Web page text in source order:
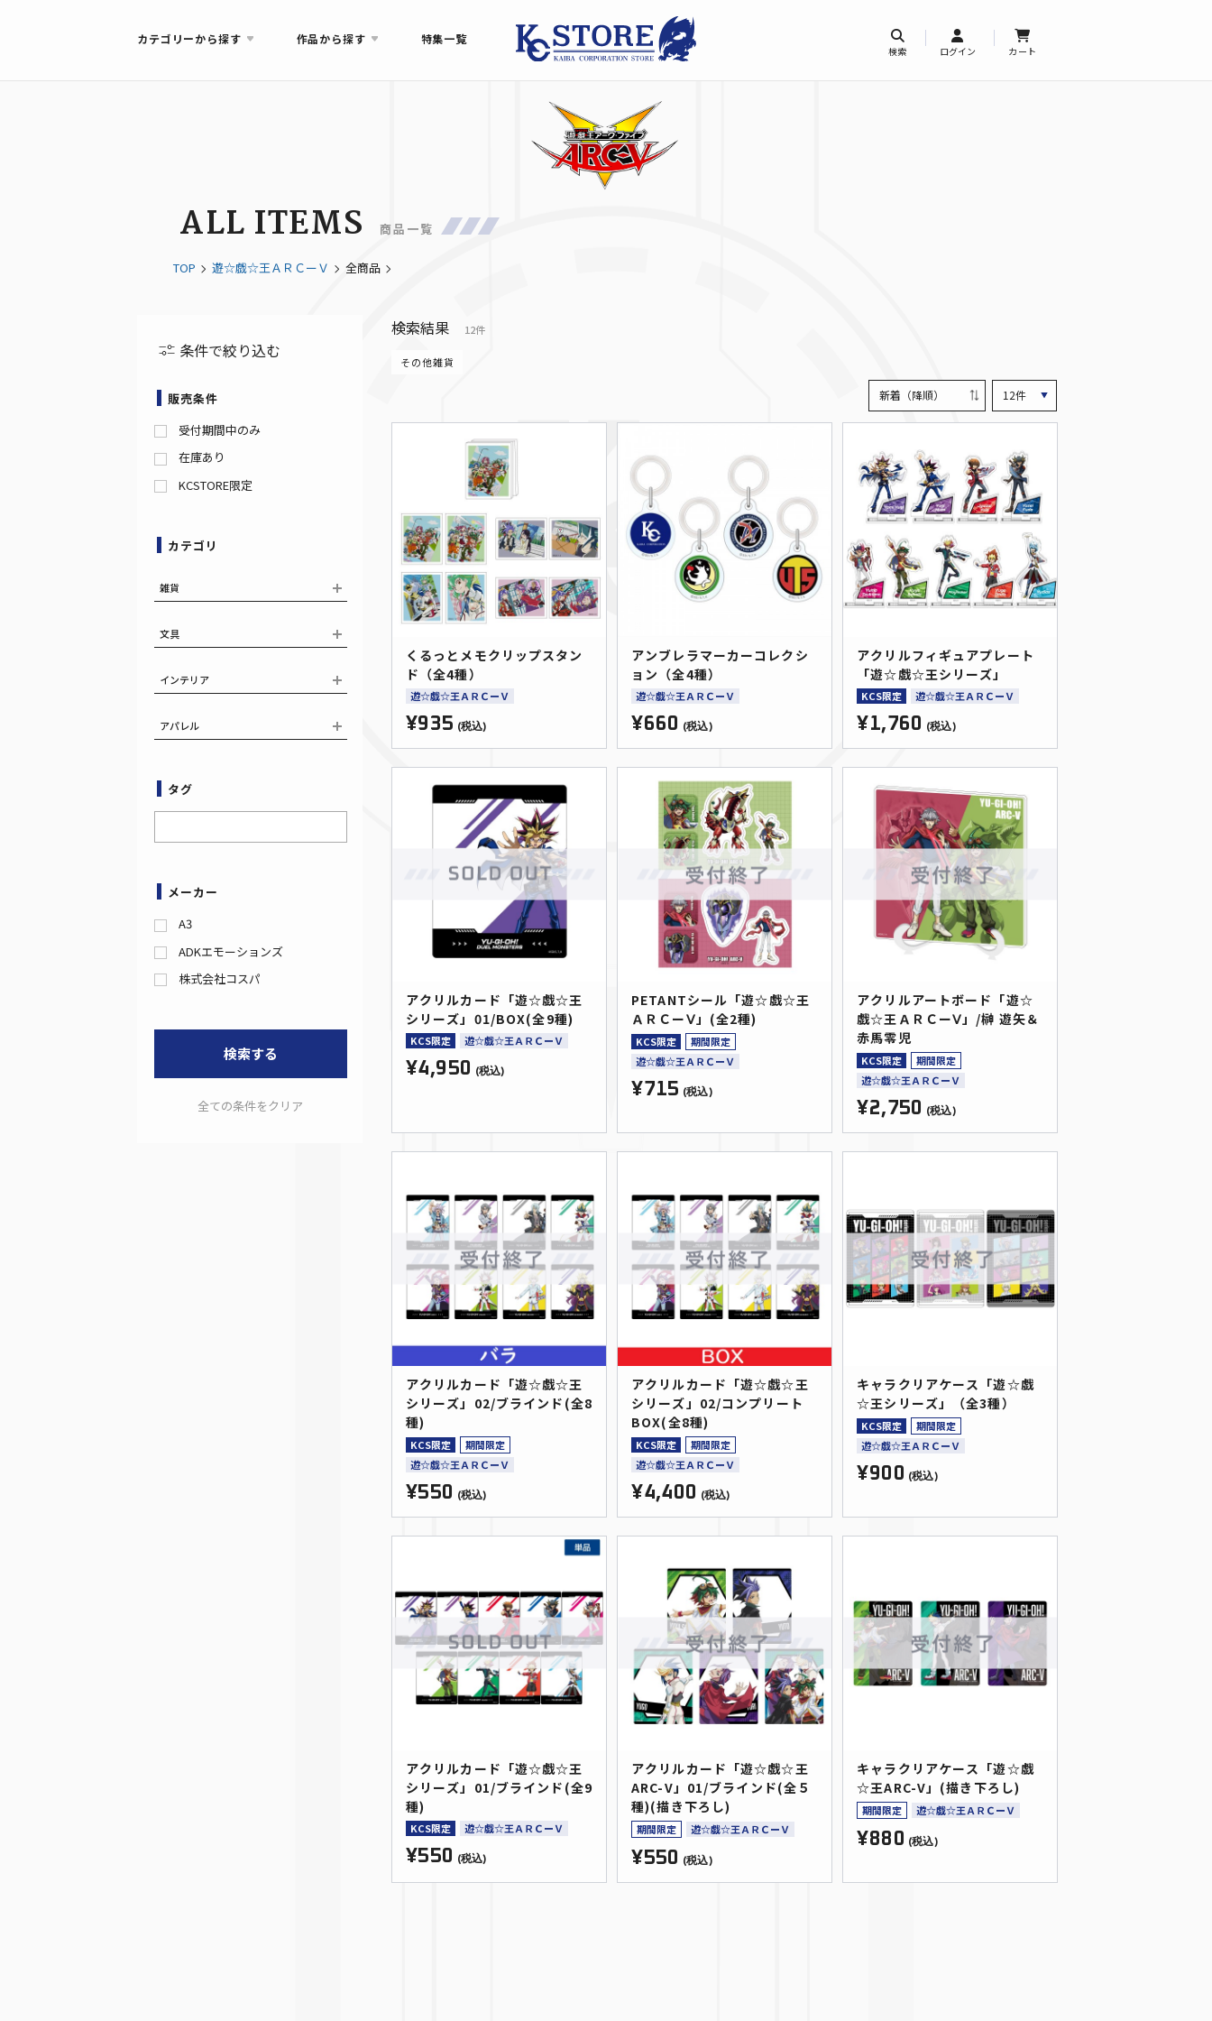
カテゴリーから探す 作品から探す 特集一覧
検索 ログイン カート
ALL ITEMS 商品一覧
TOP 遊☆戯☆王ＡＲＣーＶ 全商品
条件で絞り込む
販売条件
受付期間中のみ
在庫あり
KCSTORE限定
カテゴリ
雑貨
文具
インテリア
アパレル
タグ
メーカー
A3
ADKエモーションズ
株式会社コスパ
検索する
全ての条件をクリア
検索結果 12件
その他雑貨
くるっとメモクリップスタン
ド（全4種）
遊☆戯☆王ＡＲＣーＶ
¥935 (税込)
アンブレラマーカーコレクシ
ョン（全4種）
遊☆戯☆王ＡＲＣーＶ
¥660 (税込)
アクリルフィギュアプレート
「遊☆戯☆王シリーズ」
KCS限定 遊☆戯☆王ＡＲＣーＶ
¥1,760 (税込)
アクリルカード「遊☆戯☆王
シリーズ」01/BOX(全9種)
KCS限定 遊☆戯☆王ＡＲＣーＶ
¥4,950 (税込)
PETANTシール「遊☆戯☆王
ＡＲＣーⅤ」(全2種)
KCS限定
期間限定
遊☆戯☆王ＡＲＣーＶ
¥715 (税込)
アクリルアートボード「遊☆
戯☆王ＡＲＣーⅤ」/榊 遊矢＆
赤馬零児
KCS限定
期間限定
遊☆戯☆王ＡＲＣーＶ
¥2,750 (税込)
アクリルカード「遊☆戯☆王
シリーズ」02/ブラインド(全8
種)
KCS限定
期間限定
遊☆戯☆王ＡＲＣーＶ
¥550 (税込)
アクリルカード「遊☆戯☆王
シリーズ」02/コンプリート
BOX(全8種)
KCS限定
期間限定
遊☆戯☆王ＡＲＣーＶ
¥4,400 (税込)
キャラクリアケース「遊☆戯
☆王シリーズ」（全3種）
KCS限定
期間限定
遊☆戯☆王ＡＲＣーＶ
¥900 (税込)
アクリルカード「遊☆戯☆王
シリーズ」01/ブラインド(全9
種)
KCS限定 遊☆戯☆王ＡＲＣーＶ
¥550 (税込)
アクリルカード「遊☆戯☆王
ARC-V」01/ブラインド(全５
種)(描き下ろし)
期間限定 遊☆戯☆王ＡＲＣーＶ
¥550 (税込)
キャラクリアケース「遊☆戯
☆王ARC-V」(描き下ろし)
期間限定 遊☆戯☆王ＡＲＣーＶ
¥880 (税込)